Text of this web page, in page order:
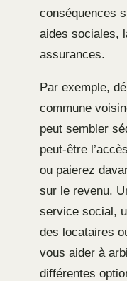
conséquences
aides sociales,
assurances.
Par exemple,
commune
peut sembler
peut-être
ou paierez
sur le revenu.
service social,
des locataires
vous aider à
différentes